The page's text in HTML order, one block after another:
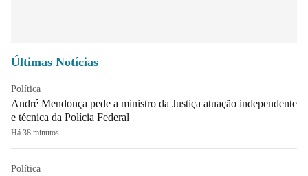
Últimas Notícias
Política
André Mendonça pede a ministro da Justiça atuação independente
e técnica da Polícia Federal
Há 38 minutos
Política